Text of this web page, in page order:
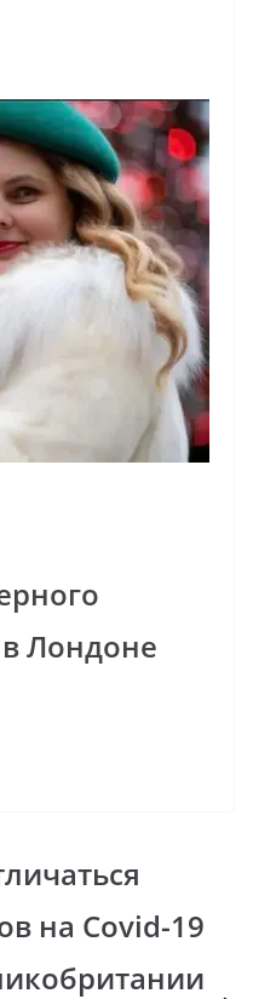
Лондоне
на Covid-19